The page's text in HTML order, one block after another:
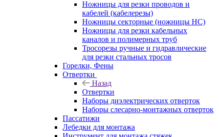
Ножницы для резки проводов и
кабелей (кабелерезы)
Ножницы секторные (ножницы НС)
Ножницы для резки кабельных
каналов и полимерных труб
Тросорезы ручные и гидравлические
для резки стальных тросов
Горелки, Фены
Отвертки
Назад
Отвертки
Наборы диэлектрических отверток
Наборы слесарно-монтажных отверток
Пассатижи
Лебедки для монтажа